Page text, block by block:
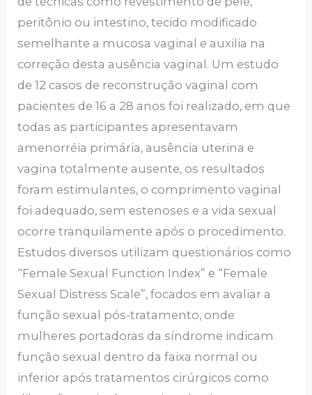
peritônio ou intestino, tecido modificado
semelhante a mucosa vaginal e auxilia na
correção desta ausência vaginal. Um estudo
de 12 casos de reconstrução vaginal com
pacientes de 16 a 28 anos foi realizado, em que
todas as participantes apresentavam
amenorréia primária, ausência uterina e
vagina totalmente ausente, os resultados
foram estimulantes, o comprimento vaginal
foi adequado, sem estenoses e a vida sexual
ocorre tranquilamente após o procedimento.
Estudos diversos utilizam questionários como
“Female Sexual Function Index” e “Female
Sexual Distress Scale”, focados em avaliar a
função sexual pós-tratamento, onde
mulheres portadoras da síndrome indicam
função sexual dentro da faixa normal ou
inferior após tratamentos cirúrgicos como